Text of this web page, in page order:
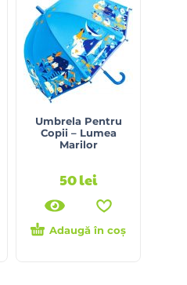
Umbrela Pentru
Copii – Lumea
Marilor
50lei
Adaugă în coș